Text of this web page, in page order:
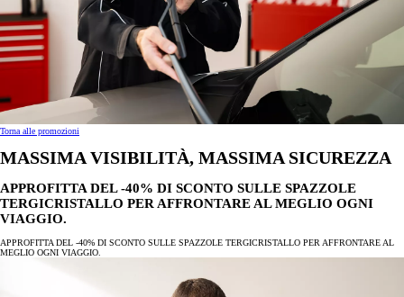
Torna alle promozioni
MASSIMA VISIBILITÀ, MASSIMA SICUREZZA
APPROFITTA DEL -40% DI SCONTO SULLE SPAZZOLE
TERGICRISTALLO PER AFFRONTARE AL MEGLIO OGNI
VIAGGIO.
APPROFITTA DEL -40% DI SCONTO SULLE SPAZZOLE TERGICRISTALLO PER AFFRONTARE AL
MEGLIO OGNI VIAGGIO.